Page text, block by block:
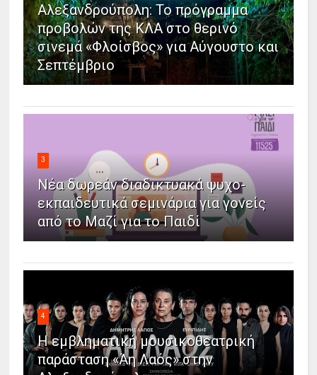
Αλεξανδρούπολη: Το πρόγραμμα
προβολών της ΚΛΑ στο θερινό
σινεμά «Φλοίσβος» για Αύγουστο και
Σεπτέμβριο
3
Νέα δωρεάν διαδικτυακά ψυχο-
εκπαιδευτικά σεμινάρια για γονείς
από το Μαζί για το Παιδί
4
Η εμβληματική μουσικοθεατρική
παράσταση «Άη Λαός» στην